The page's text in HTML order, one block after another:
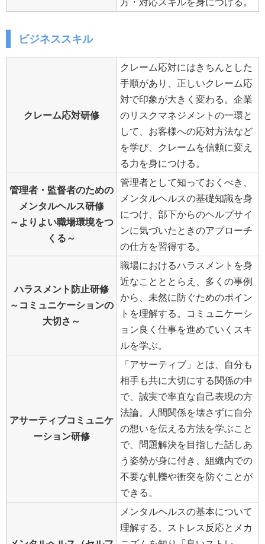
方・対応スキルを身につける。
ビジネススキル
クレーム応対研修
クレーム応対にはきちんとした
手順があり、正しいクレーム応
対で印象が大きく変わる。企業
のリスクマネジメントの一環と
して、お客様への応対方法など
を学び、クレームを信頼に変え
る力を身につける。
管理者・監督者のための
メンタルヘルス研修
～よりよい職場環境をつ
くる～
管理者として知っておくべき、
メンタルヘルスの基礎知識を身
につけ、部下からのヘルプサイ
ンに気づいたときのアプローチ
の仕方を習得する。
ハラスメント防止研修
～コミュニケーションの
大切さ～
職場におけるハラスメントを身
近なことととらえ、多くの事例
から、未然に防ぐためのポイン
トを理解する。コミュニケーシ
ョン良く仕事を進めていくスキ
ルを学ぶ。
アサーティブコミュニケ
ーション研修
「アサーティブ」とは、自分も
相手も共に大切にする関係の中
で、誠実で率直な自己表現の方
法論。人間関係を壊さずに自分
の想いを伝える方法を学ぶこと
で、問題解決を目指した話しあ
う姿勢が身に付き、組織内での
不要な軋轢や衝突を防ぐことが
できる。
メンタルヘルスの基本について
理解する。ストレス反応とメカ